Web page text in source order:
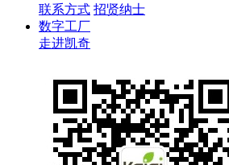
联系方式 招贤纳士
数字工厂
走进凯奇